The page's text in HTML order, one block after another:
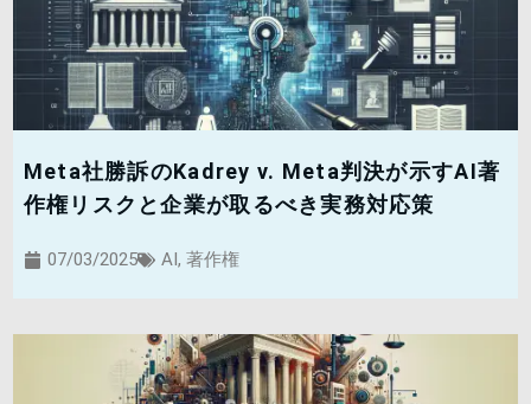
Meta社勝訴のKadrey v. Meta判決が示すAI著
作権リスクと企業が取るべき実務対応策
07/03/2025 AI, 著作権